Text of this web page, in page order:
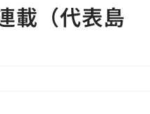
載（代表島